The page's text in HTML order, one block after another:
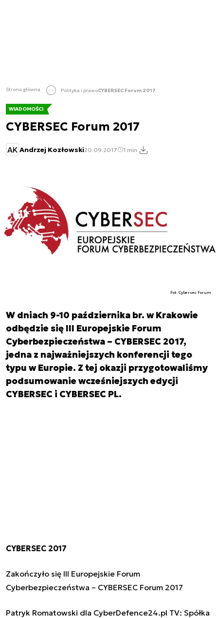
Strona główna Polityka i prawoCYBERSEC Forum 2017
WIADOMOŚCI
CYBERSEC Forum 2017
AK Andrzej Kozłowski20.09.2017 1 min.
Fot. Cybersec Forum
W dniach 9-10 października br. w Krakowie
odbędzie się III Europejskie Forum
Cyberbezpieczeństwa – CYBERSEC 2017,
jedna z najważniejszych konferencji tego
typu w Europie. Z tej okazji przygotowaliśmy
podsumowanie wcześniejszych edycji
CYBERSEC i CYBERSEC PL.
CYBERSEC 2017
Zakończyło się III Europejskie Forum
Cyberbezpieczeństwa – CYBERSEC Forum 2017
Patryk Romatowski dla CyberDefence24.pl TV: Spółka